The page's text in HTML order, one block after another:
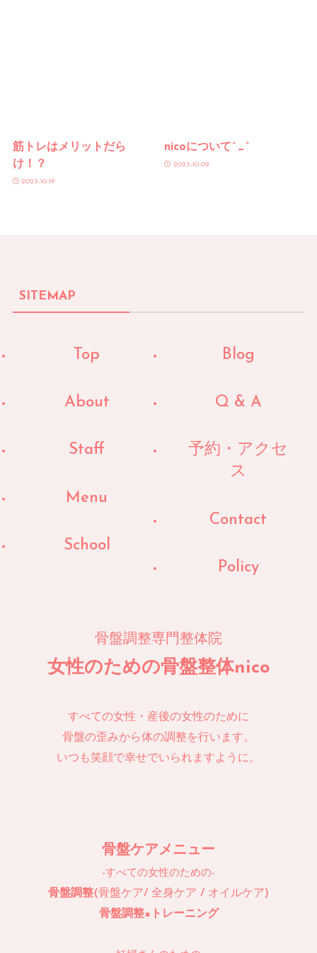
筋トレはメリットだら
け！？
2023-10-19
nicoについて^_^
2023-10-02
SITEMAP
Top
About
Staff
Menu
School
Blog
Q & A
予約・アクセ
ス
Contact
Policy
骨盤調整専門整体院
女性のための骨盤整体nico
すべての女性・産後の女性のために
骨盤の歪みから体の調整を行います。
いつも笑顔で幸せでいられますように。
骨盤ケアメニュー
-すべての女性のための-
骨盤調整(骨盤ケア/ 全身ケア / オイルケア)
骨盤調整×トレーニング